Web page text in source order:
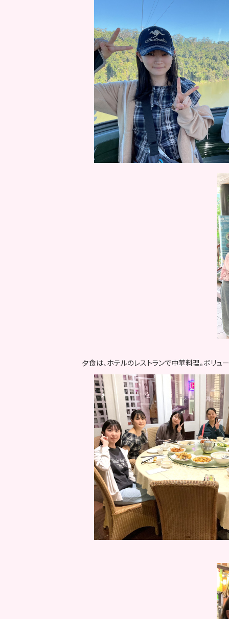
夕食は、ホテルのレストランで中華料理。ボリュ